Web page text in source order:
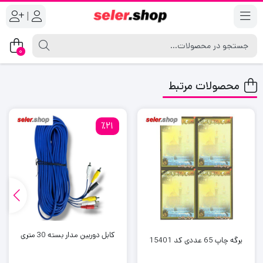
|
0
محصولات مرتبط
برگه چاپ 65 عددی کد 15401
٪21
کابل دوربین مدار بسته 30 متری